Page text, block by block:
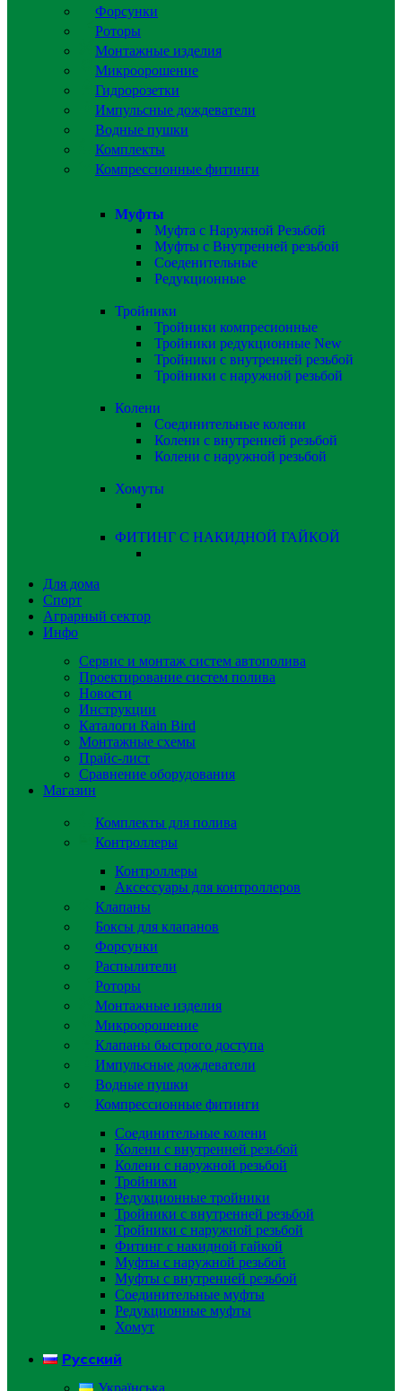
Форсунки
Роторы
Монтажные изделия
Микроорошение
Гидророзетки
Импульсные дождеватели
Водные пушки
Комплекты
Компрессионные фитинги
Муфты
Муфта с Наружной Резьбой
Муфты с Внутренней резьбой
Соеденительные
Редукционные
Тройники
Тройники компресионные
Тройники редукционные New
Тройники с внутренней резьбой
Тройники с наружной резьбой
Колени
Соединительные колени
Колени с внутренней резьбой
Колени с наружной резьбой
Хомуты
ФИТИНГ С НАКИДНОЙ ГАЙКОЙ
Для дома
Спорт
Аграрный сектор
Инфо
Сервис и монтаж систем автополива
Проектирование систем полива
Новости
Инструкции
Каталоги Rain Bird
Монтажные схемы
Прайс-лист
Сравнение оборудования
Магазин
Комплекты для полива
Контроллеры
Контроллеры
Аксессуары для контроллеров
Клапаны
Боксы для клапанов
Форсунки
Распылители
Роторы
Монтажные изделия
Микроорошение
Клапаны быстрого доступа
Импульсные дождеватели
Водные пушки
Компрессионные фитинги
Соединительные колени
Колени с внутренней резьбой
Колени с наружной резьбой
Тройники
Редукционные тройники
Тройники с внутренней резьбой
Тройники с наружной резьбой
Фитинг с накидной гайкой
Муфты с наружной резьбой
Муфты с внутренней резьбой
Соединительные муфты
Редукционные муфты
Хомут
Русский
Українська